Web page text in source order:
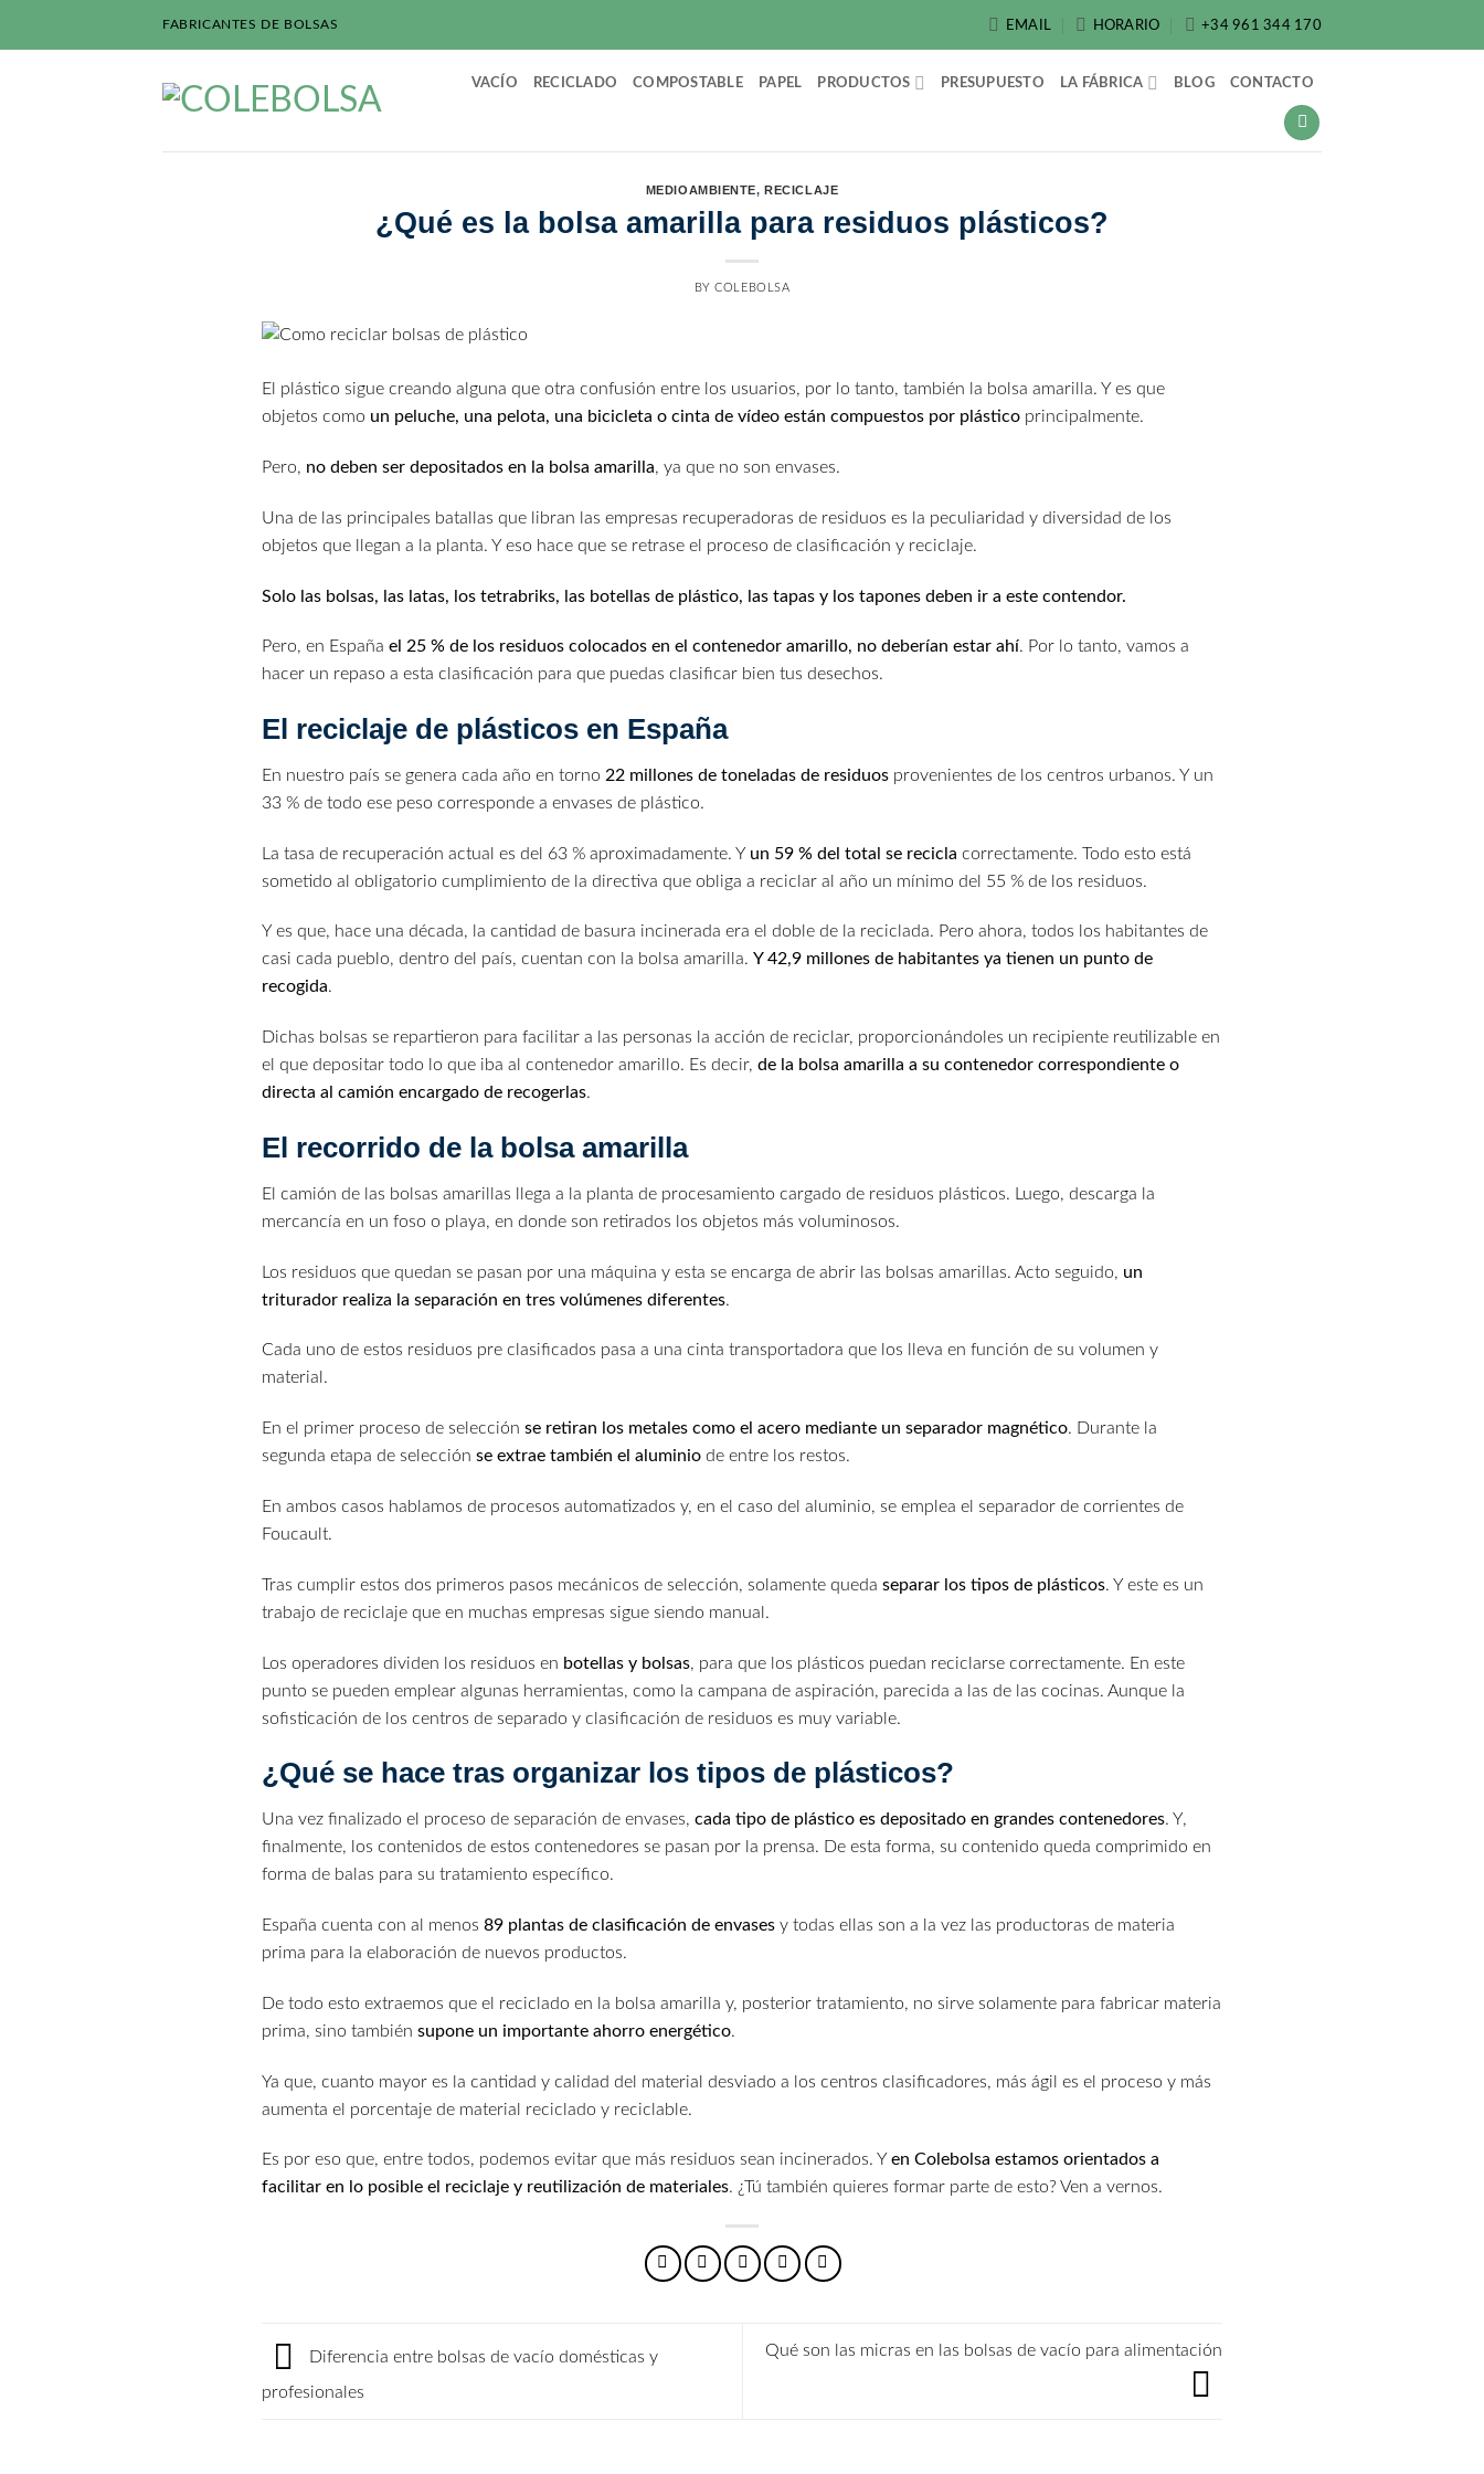
FABRICANTES DE BOLSAS EMAIL HORARIO +34 961 344 170
VACÍO RECICLADO COMPOSTABLE PAPEL PRODUCTOS PRESUPUESTO LA FÁBRICA BLOG CONTACTO
MEDIOAMBIENTE,RECICLAJE
¿Qué es la bolsa amarilla para residuos plásticos?
BYCOLEBOLSA
El plástico sigue creando alguna que otra confusión entre los usuarios, por lo tanto, también la bolsa amarilla. Y es que
objetos como un peluche, una pelota, una bicicleta o cinta de vídeo están compuestos por plástico principalmente.
Pero, no deben ser depositados en la bolsa amarilla, ya que no son envases.
Una de las principales batallas que libran las empresas recuperadoras de residuos es la peculiaridad y diversidad de los
objetos que llegan a la planta. Y eso hace que se retrase el proceso de clasificación y reciclaje.
Solo las bolsas, las latas, los tetrabriks, las botellas de plástico, las tapas y los tapones deben ir a este contendor.
Pero, en España el 25 % de los residuos colocados en el contenedor amarillo, no deberían estar ahí. Por lo tanto, vamos a
hacer un repaso a esta clasificación para que puedas clasificar bien tus desechos.
El reciclaje de plásticos en España
En nuestro país se genera cada año en torno 22 millones de toneladas de residuos provenientes de los centros urbanos. Y un
33 % de todo ese peso corresponde a envases de plástico.
La tasa de recuperación actual es del 63 % aproximadamente. Y un 59 % del total se recicla correctamente. Todo esto está
sometido al obligatorio cumplimiento de la directiva que obliga a reciclar al año un mínimo del 55 % de los residuos.
Y es que, hace una década, la cantidad de basura incinerada era el doble de la reciclada. Pero ahora, todos los habitantes de
casi cada pueblo, dentro del país, cuentan con la bolsa amarilla. Y 42,9 millones de habitantes ya tienen un punto de
recogida.
Dichas bolsas se repartieron para facilitar a las personas la acción de reciclar, proporcionándoles un recipiente reutilizable en
el que depositar todo lo que iba al contenedor amarillo. Es decir, de la bolsa amarilla a su contenedor correspondiente o
directa al camión encargado de recogerlas.
El recorrido de la bolsa amarilla
El camión de las bolsas amarillas llega a la planta de procesamiento cargado de residuos plásticos. Luego, descarga la
mercancía en un foso o playa, en donde son retirados los objetos más voluminosos.
Los residuos que quedan se pasan por una máquina y esta se encarga de abrir las bolsas amarillas. Acto seguido, un
triturador realiza la separación en tres volúmenes diferentes.
Cada uno de estos residuos pre clasificados pasa a una cinta transportadora que los lleva en función de su volumen y
material.
En el primer proceso de selección se retiran los metales como el acero mediante un separador magnético. Durante la
segunda etapa de selección se extrae también el aluminio de entre los restos.
En ambos casos hablamos de procesos automatizados y, en el caso del aluminio, se emplea el separador de corrientes de
Foucault.
Tras cumplir estos dos primeros pasos mecánicos de selección, solamente queda separar los tipos de plásticos. Y este es un
trabajo de reciclaje que en muchas empresas sigue siendo manual.
Los operadores dividen los residuos en botellas y bolsas, para que los plásticos puedan reciclarse correctamente. En este
punto se pueden emplear algunas herramientas, como la campana de aspiración, parecida a las de las cocinas. Aunque la
sofisticación de los centros de separado y clasificación de residuos es muy variable.
¿Qué se hace tras organizar los tipos de plásticos?
Una vez finalizado el proceso de separación de envases, cada tipo de plástico es depositado en grandes contenedores. Y,
finalmente, los contenidos de estos contenedores se pasan por la prensa. De esta forma, su contenido queda comprimido en
forma de balas para su tratamiento específico.
España cuenta con al menos 89 plantas de clasificación de envases y todas ellas son a la vez las productoras de materia
prima para la elaboración de nuevos productos.
De todo esto extraemos que el reciclado en la bolsa amarilla y, posterior tratamiento, no sirve solamente para fabricar materia
prima, sino también supone un importante ahorro energético.
Ya que, cuanto mayor es la cantidad y calidad del material desviado a los centros clasificadores, más ágil es el proceso y más
aumenta el porcentaje de material reciclado y reciclable.
Es por eso que, entre todos, podemos evitar que más residuos sean incinerados. Yen Colebolsa estamos orientados a
facilitar en lo posible el reciclaje y reutilización de materiales. ¿Tú también quieres formar parte de esto? Ven a vernos.
Diferencia entre bolsas de vacío domésticas y
profesionales
Qué son las micras en las bolsas de vacío para alimentación